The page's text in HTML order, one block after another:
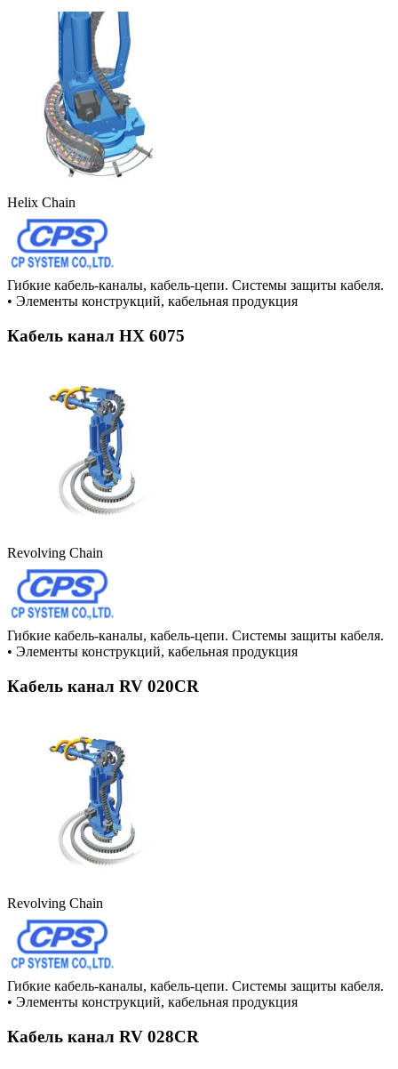
Helix Chain
Гибкие кабель-каналы, кабель-цепи. Системы защиты кабеля.
• Элементы конструкций, кабельная продукция
Кабель канал HX 6075
Revolving Chain
Гибкие кабель-каналы, кабель-цепи. Системы защиты кабеля.
• Элементы конструкций, кабельная продукция
Кабель канал RV 020CR
Revolving Chain
Гибкие кабель-каналы, кабель-цепи. Системы защиты кабеля.
• Элементы конструкций, кабельная продукция
Кабель канал RV 028CR